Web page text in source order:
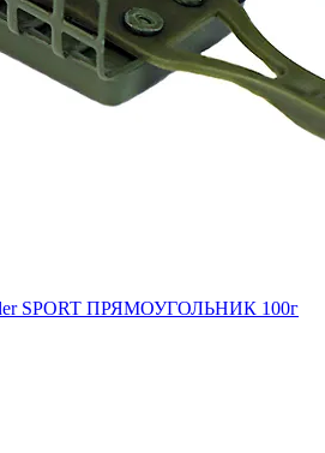
SPORT ПРЯМОУГОЛЬНИК 100г